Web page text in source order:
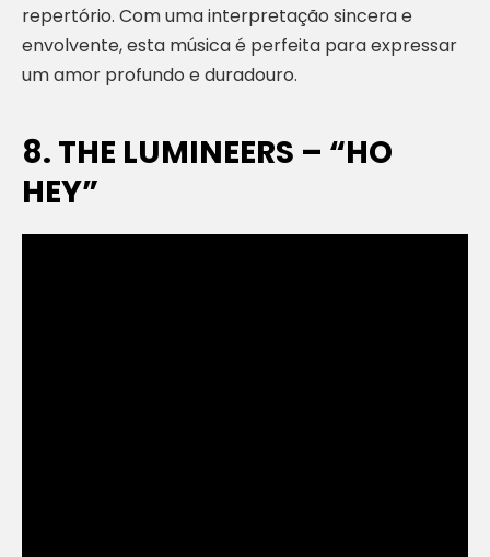
repertório. Com uma interpretação sincera e
envolvente, esta música é perfeita para expressar
um amor profundo e duradouro.
8. THE LUMINEERS – “HO
HEY”